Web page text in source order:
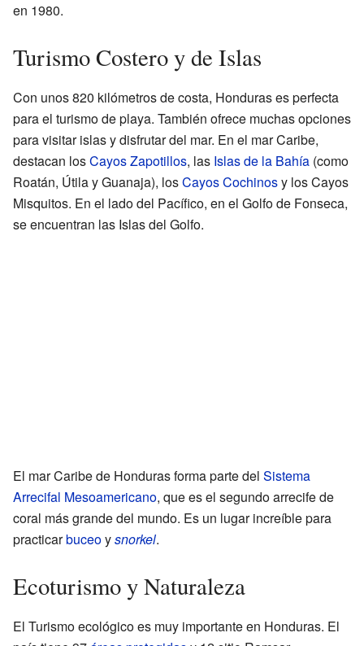
en 1980.
Turismo Costero y de Islas
Con unos 820 kilómetros de costa, Honduras es perfecta
para el turismo de playa. También ofrece muchas opciones
para visitar islas y disfrutar del mar. En el mar Caribe,
destacan losCayos Zapotillos, las Islas de la Bahía (como
Roatán, Útila y Guanaja), losCayos Cochinosy los Cayos
Misquitos. En el lado del Pacífico, en el Golfo de Fonseca,
se encuentran las Islas del Golfo.
El mar Caribe de Honduras forma parte del Sistema
Arrecifal Mesoamericano, que es el segundo arrecife de
coral más grande del mundo. Es un lugar increíble para
practicarbuceoysnorkel.
Ecoturismo y Naturaleza
El Turismo ecológico es muy importante en Honduras. El